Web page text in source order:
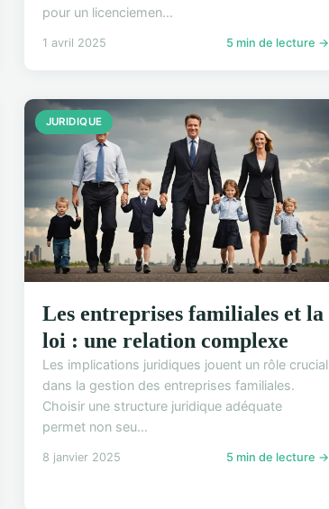
pour un licenciemen...
1 avril 2025 5 min de lecture →
JURIDIQUE
Les entreprises familiales et la
loi : une relation complexe
Les implications juridiques jouent un rôle crucial
dans la gestion des entreprises familiales.
Choisir une structure juridique adéquate
permet non seu...
8 janvier 2025 5 min de lecture →